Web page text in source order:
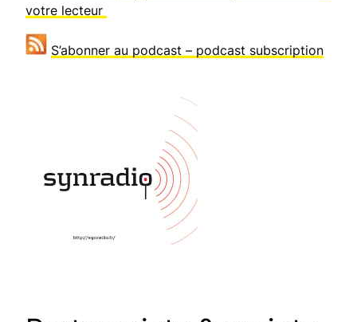
votre lecteur
S’abonner au podcast – podcast subscription